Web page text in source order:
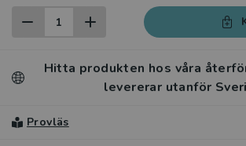
Hitta produkten hos våra
levererar utanför
Provläs